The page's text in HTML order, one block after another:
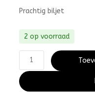
Prachtig biljet
2 op voorraad